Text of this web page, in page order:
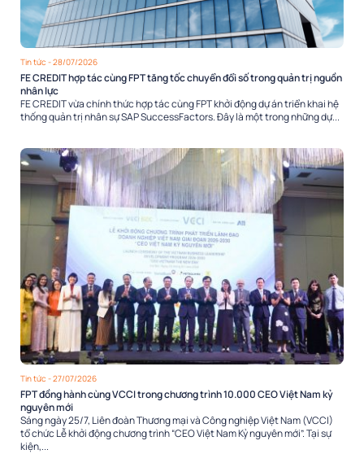
Tin tức - 28/07/2026
FE CREDIT hợp tác cùng FPT tăng tốc chuyển đổi số trong quản trị nguồn
nhân lực
FE CREDIT vừa chính thức hợp tác cùng FPT khởi động dự án triển khai hệ
thống quản trị nhân sự SAP SuccessFactors. Đây là một trong những dự...
Tin tức - 27/07/2026
FPT đồng hành cùng VCCI trong chương trình 10.000 CEO Việt Nam kỷ
nguyên mới
Sáng ngày 25/7, Liên đoàn Thương mại và Công nghiệp Việt Nam (VCCI)
tổ chức Lễ khởi động chương trình “CEO Việt Nam Kỷ nguyên mới”. Tại sự
kiện,...